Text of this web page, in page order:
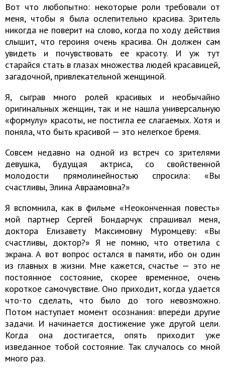
Вот что любопытно: некоторые роли требовали от
меня, чтобы я была ослепительно красива. Зритель
никогда не поверит на слово, когда по ходу действия
слышит, что героиня очень красива. Он должен сам
увидеть и почувствовать ее красоту. И уж тут
старайся стать в глазах множества людей красавицей,
загадочной, привлекательной женщиной.
Я, сыграв много ролей красивых и необычайно
оригинальных женщин, так и не нашла универсальную
«формулу» красоты, не постигла ее слагаемых. Хотя и
поняла, что быть красивой — это нелегкое бремя.
Совсем недавно на одной из встреч со зрителями
девушка, будущая актриса, со свойственной
молодости прямолинейностью спросила: «Вы
счастливы, Элина Авраамовна?»
Я вспомнила, как в фильме «Неоконченная повесть»
мой партнер Сергей Бондарчук спрашивал меня,
доктора Елизавету Максимовну Муромцеву: «Вы
счастливы, доктор?» Я не помню, что ответила с
экрана. А вот вопрос остался в памяти, ибо он один
из главных в жизни. Мне кажется, счастье — это не
постоянное состояние, скорее временное, очень
короткое самочувствие. Оно приходит, когда удается
что-то сделать, что было до того невозможно.
Потом наступает момент осознания: впереди другие
задачи. И начинается достижение уже другой цели.
Когда она достигается, опять приходит уже
изведанное тобой состояние. Так случалось со мной
много раз.